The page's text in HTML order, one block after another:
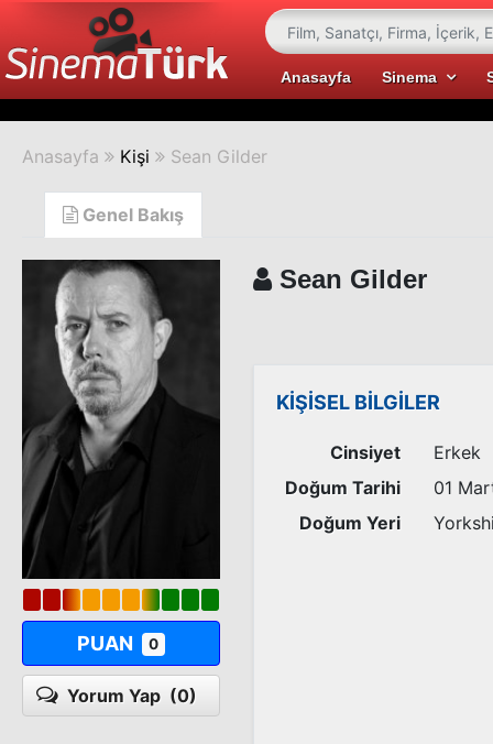
Anasayfa Sinema
Anasayfa Kişi Sean Gilder
Genel Bakış
PUAN 0
Yorum Yap (0)
Sean Gilder
KİŞİSEL BİLGİLER
Cinsiyet
Erkek
Doğum Tarihi
01
Doğum Yeri